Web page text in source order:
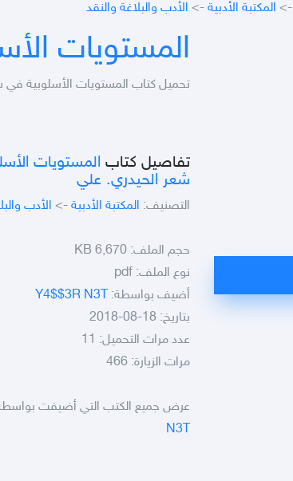
-> المكتبة الأدبية -> الأدب والبلاغة والنقد
المستويات
تحميل كتاب المستويات الأسلوبية
تفاصيل كتاب المستويات
شعر الحيدري. علي
التصنيف: المكتبة الأدبية -> الأدب
حجم الملف: 6,670 KB
نوع الملف: pdf
أضيف بواسطة: Y4$$3R N3T
بتاريخ: 18-08-2018
عدد مرات التحميل: 11
مرات الزيارة: 466
عرض جميع الكتب التي أضيفت
N3T